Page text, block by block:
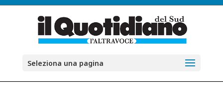
Seleziona una pagina